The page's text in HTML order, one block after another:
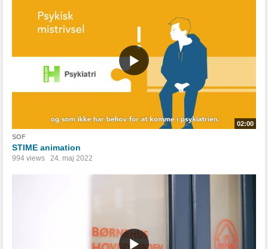
02:00
SOF
STIME animation
994 views 24. maj 2022